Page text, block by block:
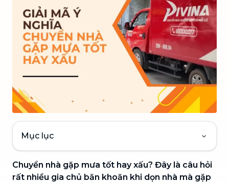
Mục lục
Chuyển nhà gặp mưa tốt hay xấu? Đây là câu hỏi
rất nhiều gia chủ băn khoăn khi dọn nhà mà gặp